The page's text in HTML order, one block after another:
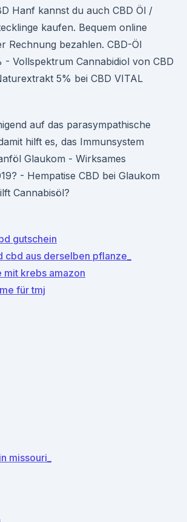
Hanf kannst du auch CBD Öl /
kaufen. Bequem online
Rechnung bezahlen. CBD-Öl
- Vollspektrum Cannabidiol von CBD
5% bei CBD VITAL
auf das parasympathische
hilft es, das Immunsystem
Glaukom - Wirksames
- Hempatise CBD bei Glaukom
Cannabisöl?
gutschein
cbd aus derselben pflanze_
krebs amazon
für tmj
missouri_